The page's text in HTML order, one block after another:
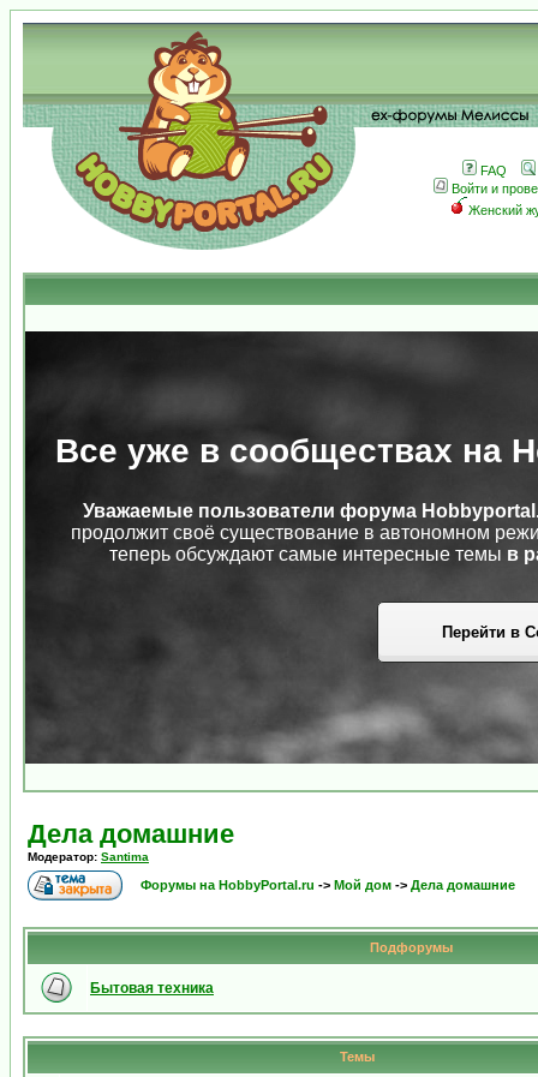
FAQ
Войти и
Женский
Все уже в сообществах на
Уважаемые пользователи форума
продолжит своё существование в автономном
теперь обсуждают самые интересные темы в
Перейти в
Дела домашние
Модератор: Santima
Форумы на HobbyPortal.ru -> Мой дом -> Дела домашние
Подфорумы
Бытовая техника
Темы